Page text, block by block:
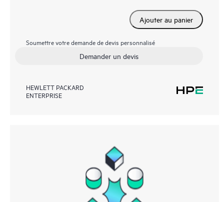
Ajouter au panier
Soumettre votre demande de devis personnalisé
Demander un devis
HEWLETT PACKARD
ENTERPRISE